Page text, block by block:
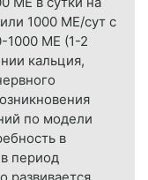
1000 МЕ/сут с
1000 МЕ (1-2
кальция,
по модели
в
период